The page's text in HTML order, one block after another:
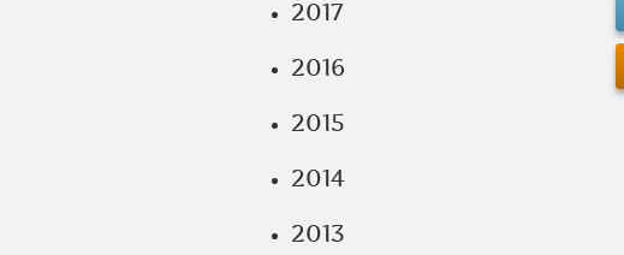
2017
2016
2015
2014
2013